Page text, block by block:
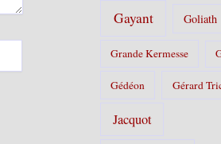
Gayant Goliath
Grande Kermesse
Gédéon Gérard
Jacquot